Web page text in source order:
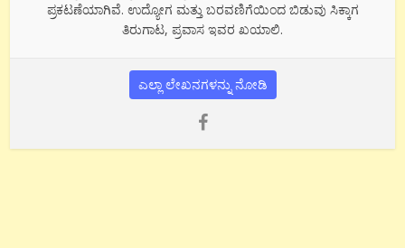
ಪ್ರಕಟಣೆಯಾಗಿವೆ. ಉದ್ಯೋಗ ಮತ್ತು ಬರವಣಿಗೆಯಿಂದ ಬಿಡುವು ಸಿಕ್ಕಾಗ
ತಿರುಗಾಟ, ಪ್ರವಾಸ ಇವರ ಖಯಾಲಿ.
ಎಲ್ಲಾ ಲೇಖನಗಳನ್ನು ನೋಡಿ